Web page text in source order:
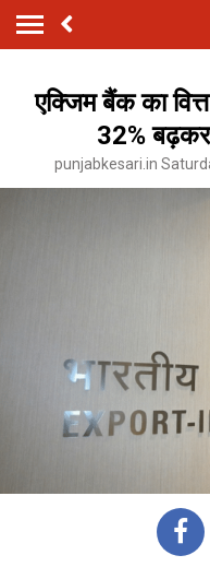
एक्जिम बैंक का
32%
punjabkesari.in